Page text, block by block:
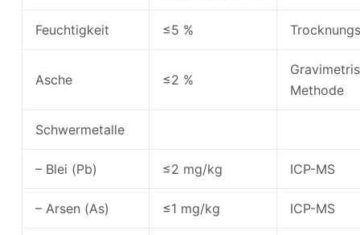
Feuchtigkeit ≤5 %
Asche ≤2 %
Methode
Schwermetalle
– Blei (Pb) ≤2 mg/kg ICP-MS
– Arsen (As) ≤1 mg/kg ICP-MS